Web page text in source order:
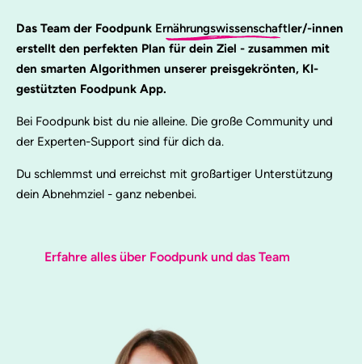
Das Team der Foodpunk Ernährungswissenschaftler/-innen
erstellt den perfekten Plan für dein Ziel - zusammen mit
den smarten Algorithmen unserer preisgekrönten, KI-
gestützten Foodpunk App.
Bei Foodpunk bist du nie alleine. Die große Community und
der Experten-Support sind für dich da.
Du schlemmst und erreichst mit großartiger Unterstützung
dein Abnehmziel - ganz nebenbei.
Erfahre alles über Foodpunk und das Team